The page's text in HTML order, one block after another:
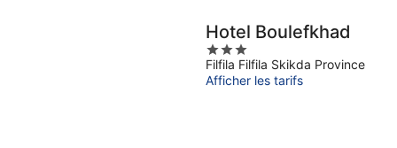
Hotel Boulefkhad
3
out
of
Filfila Filfila Skikda Province
Afficher les tarifs